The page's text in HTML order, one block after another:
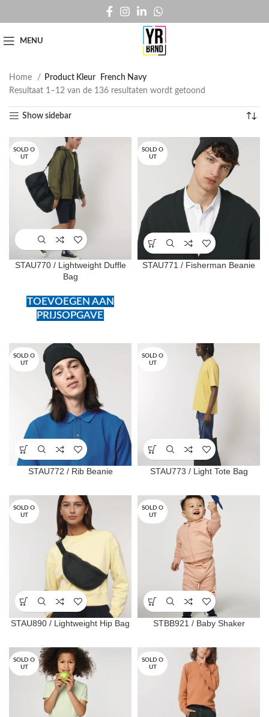
MENU
Home Product Kleur
French Navy
Resultaat 1–12 van de 136 resultaten wordt getoond
Show sidebar
SOLD O
UT
STAU770 / Lightweight Duffle
Bag
TOEVOEGEN AAN
PRIJSOPGAVE
SOLD O
UT
STAU771 / Fisherman Beanie
SOLD O
UT
STAU772 / Rib Beanie
SOLD O
UT
STAU773 / Light Tote Bag
SOLD O
UT
STAU890 / Lightweight Hip Bag
SOLD O
UT
STBB921 / Baby Shaker
SOLD O
UT
SOLD O
UT